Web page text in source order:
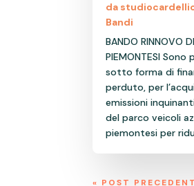
da
Bandi
BANDO RINNOVO
PIEMONTESI
sotto forma di
perduto, per
emissioni
del parco veicoli
piemontesi per
« POST